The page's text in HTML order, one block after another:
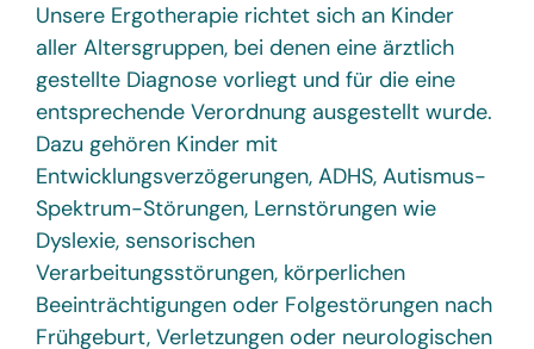
Unsere Ergotherapie richtet sich an Kinder
aller Altersgruppen, bei denen eine ärztlich
gestellte Diagnose vorliegt und für die eine
entsprechende Verordnung ausgestellt wurde.
Dazu gehören Kinder mit
Entwicklungsverzögerungen, ADHS, Autismus-
Spektrum-Störungen, Lernstörungen wie
Dyslexie, sensorischen
Verarbeitungsstörungen, körperlichen
Beeinträchtigungen oder Folgestörungen nach
Frühgeburt, Verletzungen oder neurologischen